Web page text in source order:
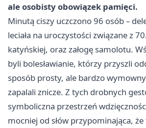
ale osobisty obowiązek pamięci.
Minutą ciszy uczczono 96 osób –
leciała na uroczystości związane z
katyńskiej, oraz załogę samolotu.
byli bolesławianie, którzy przyszli
sposób prosty, ale bardzo
zapalali znicze. Z tych drobnych
symboliczna przestrzeń
mocniej od słów przypominająca,